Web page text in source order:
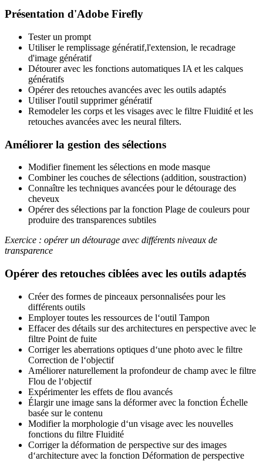
Présentation d'Adobe Firefly
Tester un prompt
Utiliser le remplissage génératif,l'extension, le recadrage
d'image génératif
Détourer avec les fonctions automatiques IA et les calques
génératifs
Opérer des retouches avancées avec les outils adaptés
Utiliser l'outil supprimer génératif
Remodeler les corps et les visages avec le filtre Fluidité et les
retouches avancées avec les neural filters.
Améliorer la gestion des sélections
Modifier finement les sélections en mode masque
Combiner les couches de sélections (addition, soustraction)
Connaître les techniques avancées pour le détourage des
cheveux
Opérer des sélections par la fonction Plage de couleurs pour
produire des transparences subtiles
Exercice : opérer un détourage avec différents niveaux de
transparence
Opérer des retouches ciblées avec les outils adaptés
Créer des formes de pinceaux personnalisées pour les
différents outils
Employer toutes les ressources de l‘outil Tampon
Effacer des détails sur des architectures en perspective avec le
filtre Point de fuite
Corriger les aberrations optiques d‘une photo avec le filtre
Correction de l‘objectif
Améliorer naturellement la profondeur de champ avec le filtre
Flou de l‘objectif
Expérimenter les effets de flou avancés
Élargir une image sans la déformer avec la fonction Échelle
basée sur le contenu
Modifier la morphologie d‘un visage avec les nouvelles
fonctions du filtre Fluidité
Corriger la déformation de perspective sur des images
d‘architecture avec la fonction Déformation de perspective